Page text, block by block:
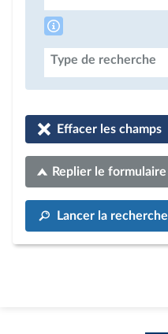
Type de recherche
Effacer les champs
Replier le formulaire
Lancer la recherche